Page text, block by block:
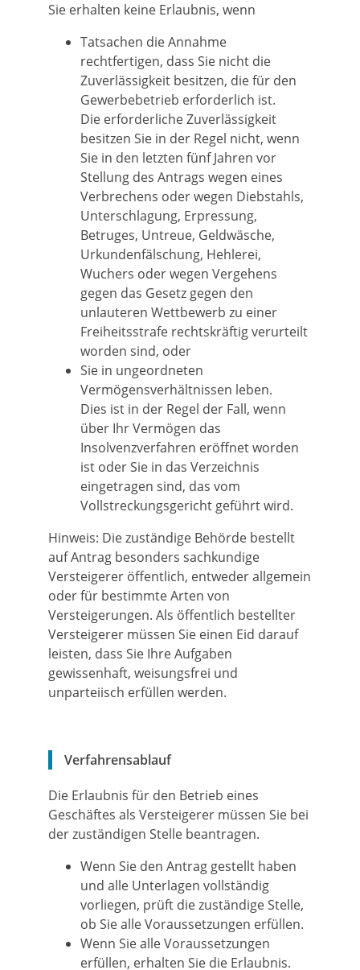
Sie erhalten keine Erlaubnis, wenn
Tatsachen die Annahme
rechtfertigen, dass Sie nicht die
Zuverlässigkeit besitzen, die für den
Gewerbebetrieb erforderlich ist.
Die erforderliche Zuverlässigkeit
besitzen Sie in der Regel nicht, wenn
Sie in den letzten fünf Jahren vor
Stellung des Antrags wegen eines
Verbrechens oder wegen Diebstahls,
Unterschlagung, Erpressung,
Betruges, Untreue, Geldwäsche,
Urkundenfälschung, Hehlerei,
Wuchers oder wegen Vergehens
gegen das Gesetz gegen den
unlauteren Wettbewerb zu einer
Freiheitsstrafe rechtskräftig verurteilt
worden sind, oder
Sie in ungeordneten
Vermögensverhältnissen leben.
Dies ist in der Regel der Fall, wenn
über Ihr Vermögen das
Insolvenzverfahren eröffnet worden
ist oder Sie in das Verzeichnis
eingetragen sind, das vom
Vollstreckungsgericht geführt wird.
Hinweis: Die zuständige Behörde bestellt
auf Antrag besonders sachkundige
Versteigerer öffentlich, entweder allgemein
oder für bestimmte Arten von
Versteigerungen. Als öffentlich bestellter
Versteigerer müssen Sie einen Eid darauf
leisten, dass Sie Ihre Aufgaben
gewissenhaft, weisungsfrei und
unparteiisch erfüllen werden.
Verfahrensablauf
Die Erlaubnis für den Betrieb eines
Geschäftes als Versteigerer müssen Sie bei
der zuständigen Stelle beantragen.
Wenn Sie den Antrag gestellt haben
und alle Unterlagen vollständig
vorliegen, prüft die zuständige Stelle,
ob Sie alle Voraussetzungen erfüllen.
Wenn Sie alle Voraussetzungen
erfüllen, erhalten Sie die Erlaubnis.